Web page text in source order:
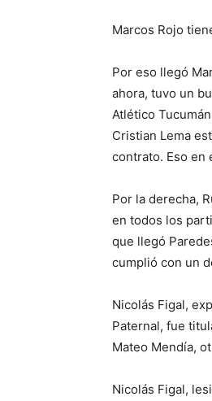
Marcos Rojo
Por eso llegó
ahora, tuvo un
Atlético
Cristian Lema
contrato. Eso en
Por la derecha,
en todos los
que llegó
cumplió con un
Nicolás Figal,
Paternal, fue
Mateo Mendía,
Nicolás Figal,